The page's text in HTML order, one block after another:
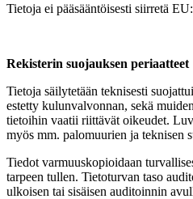
Tietoja ei pääsääntöisesti siirretä
Rekisterin suojauksen periaatteet
Tietoja säilytetään teknisesti
estetty kulunvalvonnan, sekä
tietoihin vaatii riittävät oikeudet.
myös mm. palomuurien ja teknisen
Tiedot varmuuskopioidaan
tarpeen tullen. Tietoturvan taso
ulkoisen tai sisäisen auditoinnin